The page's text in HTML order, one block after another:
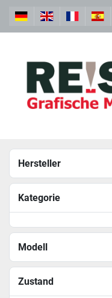
Hersteller
Kategorie
Modell
Zustand